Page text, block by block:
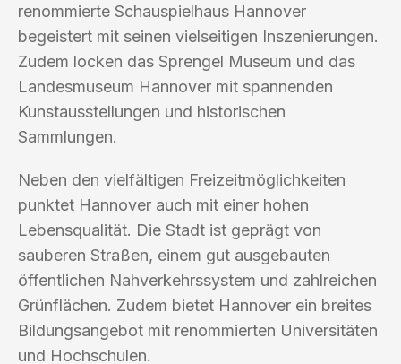
renommierte Schauspielhaus Hannover
begeistert mit seinen vielseitigen Inszenierungen.
Zudem locken das Sprengel Museum und das
Landesmuseum Hannover mit spannenden
Kunstausstellungen und historischen
Sammlungen.
Neben den vielfältigen Freizeitmöglichkeiten
punktet Hannover auch mit einer hohen
Lebensqualität. Die Stadt ist geprägt von
sauberen Straßen, einem gut ausgebauten
öffentlichen Nahverkehrssystem und zahlreichen
Grünflächen. Zudem bietet Hannover ein breites
Bildungsangebot mit renommierten Universitäten
und Hochschulen.